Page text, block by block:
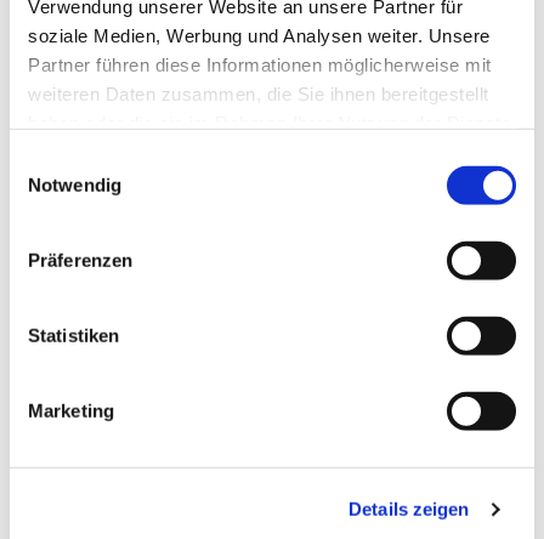
Verwendung unserer Website an unsere Partner für
soziale Medien, Werbung und Analysen weiter. Unsere
Partner führen diese Informationen möglicherweise mit
weiteren Daten zusammen, die Sie ihnen bereitgestellt
Notwendig
Präferenzen
Statistiken
Marketing
Details zeigen
Dies könnte Sie auch
interessieren